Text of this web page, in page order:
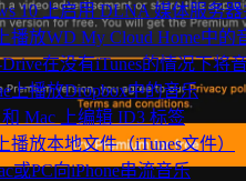
10 上启用 DLNA 媒体服务
播放WD My Cloud Home中的
在没有iTunes的情况下将
上播放Dropbox中的音乐
Mac 上编辑 ID3 标签
播放本地文件（iTunes文件）
或PC向iPhone串流音乐